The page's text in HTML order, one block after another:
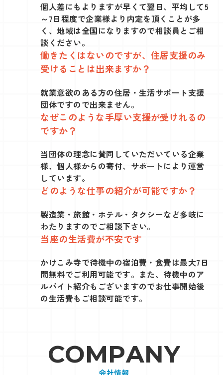
個人差にもよりますが早くて翌日、平均して5
～7日程度で企業様より内定を頂くことが多
く、地域は全国になりますので相談員とご相
談ください。
働きたくはないのですが、住居支援のみ
受けることは出来ますか？
就業意欲のある方の住居・生活サポート支援
団体ですので出来ません。
なぜこのような手厚い支援が受けれるの
ですか？
当団体の理念に賛同していただいている企業
様、個人様からの寄付、サポートにより運営
しています。
どのような仕事の紹介が可能ですか？
製造業・旅館・ホテル・タクシーなど多岐に
わたりますのでご相談下さい。
当座の生活費が不安です
かけこみ寺で待機中の宿泊費・食費は最大7日
間無料でご利用可能です。また、待機中のア
ルバイト紹介もございますのでお仕事開始後
の生活費もご相談可能です。
COMPANY
会社情報